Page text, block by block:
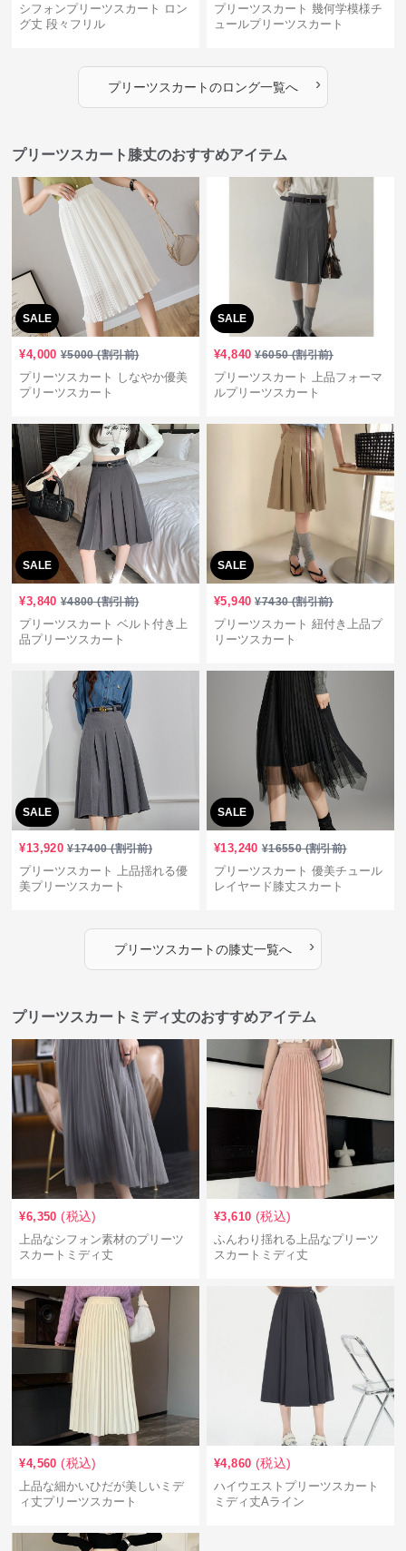
シフォンプリーツスカート ロン
グ丈 段々フリル
プリーツスカート 幾何学模様チ
ュールプリーツスカート
プリーツスカートのロング一覧へ ›
プリーツスカート膝丈のおすすめアイテム
SALE
¥4,000 ¥5000(割引前)
プリーツスカート しなやか優美
プリーツスカート
SALE
¥4,840 ¥6050(割引前)
プリーツスカート 上品フォーマ
ルプリーツスカート
SALE
¥3,840 ¥4800(割引前)
プリーツスカート ベルト付き上
品プリーツスカート
SALE
¥5,940 ¥7430(割引前)
プリーツスカート 紐付き上品プ
リーツスカート
SALE
¥13,920 ¥17400(割引前)
プリーツスカート 上品揺れる優
美プリーツスカート
SALE
¥13,240 ¥16550(割引前)
プリーツスカート 優美チュール
レイヤード膝丈スカート
プリーツスカートの膝丈一覧へ ›
プリーツスカートミディ丈のおすすめアイテム
¥6,350 (税込)
上品なシフォン素材のプリーツ
スカートミディ丈
¥3,610 (税込)
ふんわり揺れる上品なプリーツ
スカートミディ丈
¥4,560 (税込)
上品な細かいひだが美しいミデ
ィ丈プリーツスカート
¥4,860 (税込)
ハイウエストプリーツスカート
ミディ丈Aライン